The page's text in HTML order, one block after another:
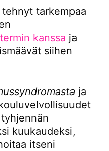
tarkempaa
kanssa ja
siihen
ja
kuukaudeksi,
itseni